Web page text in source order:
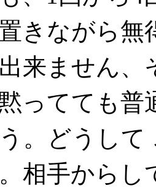
きながら無
来ません
ってても普
。どうし
相手からし